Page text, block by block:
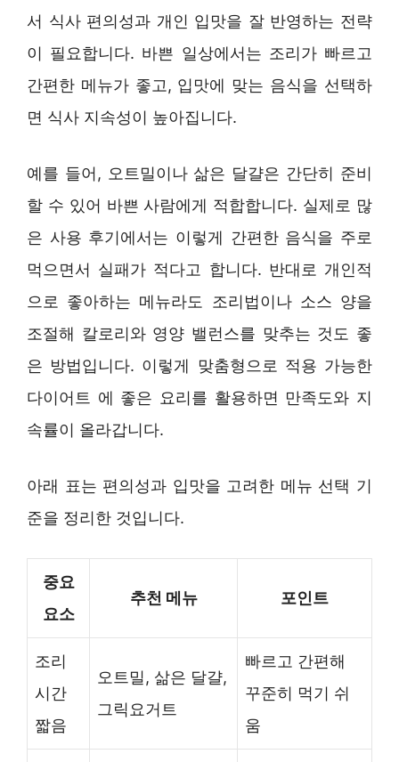
서 식사 편의성과 개인 입맛을 잘 반영하는 전략
이 필요합니다. 바쁜 일상에서는 조리가 빠르고
간편한 메뉴가 좋고, 입맛에 맞는 음식을 선택하
면 식사 지속성이 높아집니다.
예를 들어, 오트밀이나 삶은 달걀은 간단히 준비
할 수 있어 바쁜 사람에게 적합합니다. 실제로 많
은 사용 후기에서는 이렇게 간편한 음식을 주로
먹으면서 실패가 적다고 합니다. 반대로 개인적
으로 좋아하는 메뉴라도 조리법이나 소스 양을
조절해 칼로리와 영양 밸런스를 맞추는 것도 좋
은 방법입니다. 이렇게 맞춤형으로 적용 가능한
다이어트 에 좋은 요리를 활용하면 만족도와 지
속률이 올라갑니다.
아래 표는 편의성과 입맛을 고려한 메뉴 선택 기
준을 정리한 것입니다.
중요
요소
추천 메뉴 포인트
조리
시간
짧음
오트밀, 삶은 달걀,
그릭요거트
빠르고 간편해
꾸준히 먹기 쉬
움